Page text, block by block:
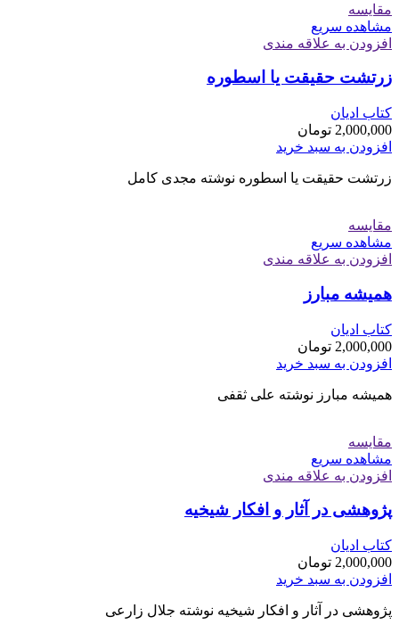
مقایسه
مشاهده سریع
افزودن به علاقه مندی
زرتشت حقیقت یا اسطوره
کتاب ادیان
2,000,000 تومان
افزودن به سبد خرید
زرتشت حقیقت یا اسطوره نوشته مجدی کامل
مقایسه
مشاهده سریع
افزودن به علاقه مندی
هميشه مبارز
کتاب ادیان
2,000,000 تومان
افزودن به سبد خرید
هميشه مبارز نوشته علی ثقفی
مقایسه
مشاهده سریع
افزودن به علاقه مندی
پژوهشی در آثار و افکار شیخیه
کتاب ادیان
2,000,000 تومان
افزودن به سبد خرید
پژوهشی در آثار و افکار شیخیه نوشته جلال زارعی